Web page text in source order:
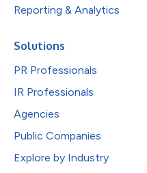
Reporting & Analytics
Solutions
PR Professionals
IR Professionals
Agencies
Public Companies
Explore by Industry